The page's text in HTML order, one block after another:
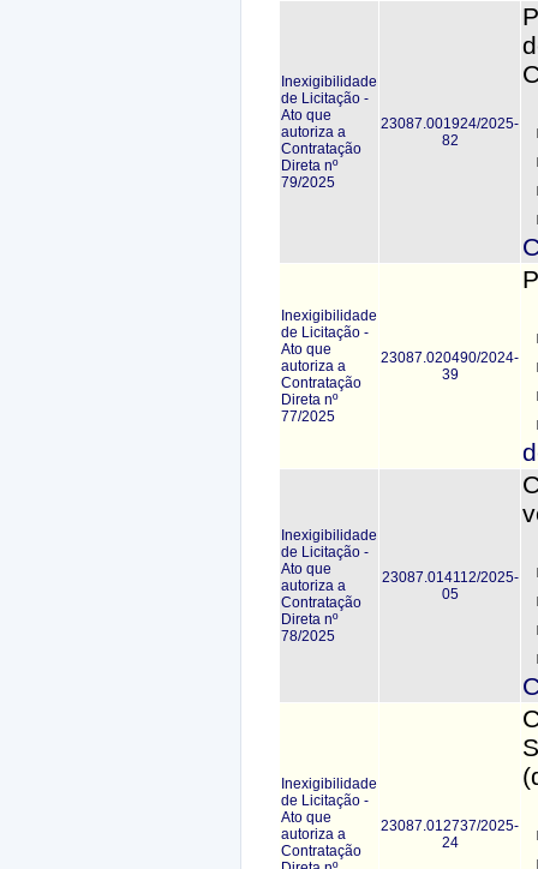
Inexigibilidade
de Licitação -
Ato que
autoriza a
Contratação
Direta nº
79/2025
23087.001924/2025-
82
Inexigibilidade
de Licitação -
Ato que
autoriza a
Contratação
Direta nº
77/2025
23087.020490/2024-
39
Inexigibilidade
de Licitação -
Ato que
autoriza a
Contratação
Direta nº
78/2025
23087.014112/2025-
05
Inexigibilidade
de Licitação -
Ato que
autoriza a
Contratação
23087.012737/2025-
24